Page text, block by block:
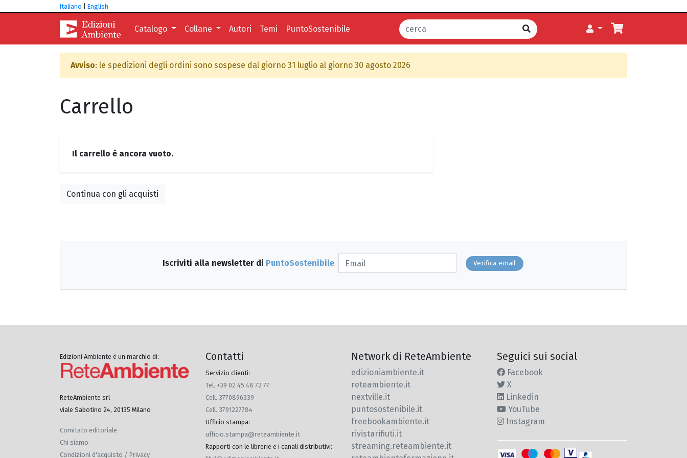
Italiano English
Catalogo Collane Autori Temi PuntoSostenibile
Avviso: le spedizioni degli ordini sono sospese dal giorno 31 luglio al giorno 30 agosto 2026
Carrello
Il carrello è ancora vuoto.
Continua con gli acquisti
Iscriviti alla newsletter di PuntoSostenibile Verifica email
Edizioni Ambiente è un marchio di:
ReteAmbiente srl
viale Sabotino 24, 20135 Milano
Comitato editoriale
Chi siamo
Condizioni d'acquisto / Privacy
Contatti
Servizio clienti:
Tel. +39 02 45 48 72 77
Cell. 3770896339
Cell. 3791227784
Ufficio stampa:
ufficio.stampa@reteambiente.it
Rapporti con le librerie e i canali distributivi:
Network di ReteAmbiente
edizioniambiente.it
reteambiente.it
nextville.it
puntosostenibile.it
freebookambiente.it
rivistarifiuti.it
streaming.reteambiente.it
Seguici sui social
Facebook
X
Linkedin
YouTube
Instagram